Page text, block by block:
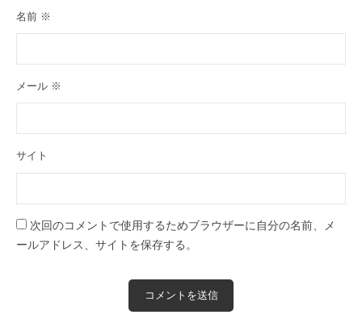
名前 ※
メール ※
サイト
次回のコメントで使用するためブラウザーに自分の名前、メ
ールアドレス、サイトを保存する。